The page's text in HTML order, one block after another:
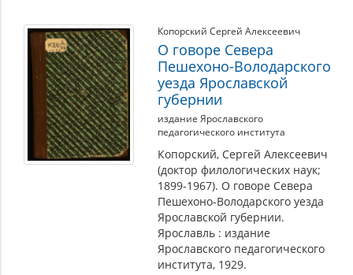
Копорский Сергей Алексеевич
О говоре Севера
Пешехоно-Володарского
уезда Ярославской
губернии
издание Ярославского
педагогического института
Копорский, Сергей Алексеевич
(доктор филологических наук;
1899-1967). О говоре Севера
Пешехоно-Володарского уезда
Ярославской губернии.
Ярославль : издание
Ярославского педагогического
института, 1929.